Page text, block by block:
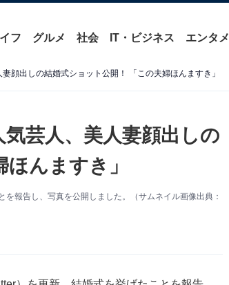
フ グルメ 社会 IT・ビジネス エンタメ
顔出しの結婚式ショット公開！ 「この夫婦ほんますき」
芸人、美人妻顔出しの
んますき」
報告し、写真を公開しました。（サムネイル画像出典：